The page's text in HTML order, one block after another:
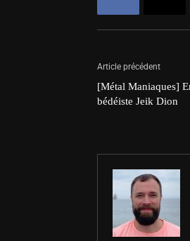
Article précédent
[Métal Maniaques]
bédéiste Jeik Dion